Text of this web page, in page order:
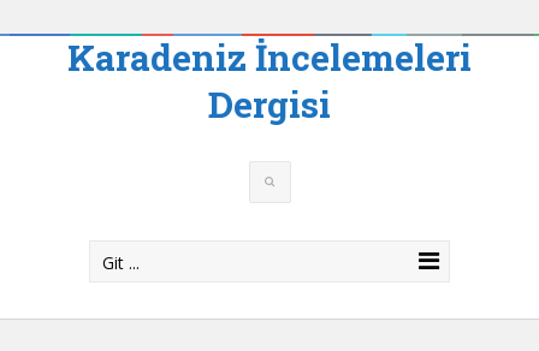
Karadeniz İncelemeleri
Dergisi
Git ...